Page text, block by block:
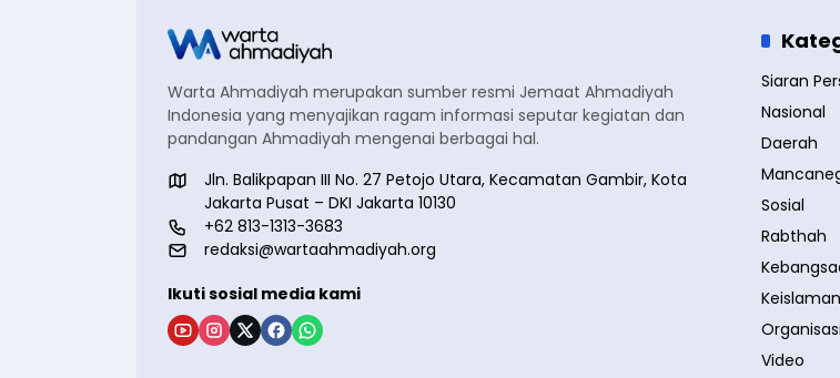
Warta Ahmadiyah merupakan sumber resmi Jemaat Ahmadiyah
Indonesia yang menyajikan ragam informasi seputar kegiatan dan
pandangan Ahmadiyah mengenai berbagai hal.
Jln. Balikpapan III No. 27 Petojo Utara, Kecamatan Gambir, Kota
Jakarta Pusat – DKI Jakarta 10130
+62 813-1313-3683
redaksi@wartaahmadiyah.org
Ikuti sosial media kami
Siaran
Nasional
Daerah
Sosial
Rabthah
Keislaman
Organisasi
Video